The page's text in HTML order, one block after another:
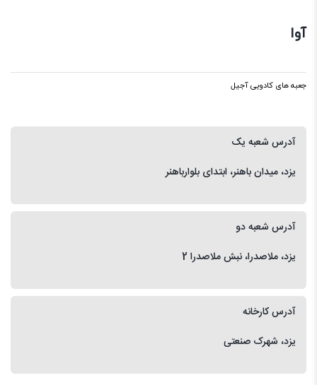
آوا
جعبه های کادویی آجیل
آدرس شعبه یک
یزد، میدان باهنر، ابتدای بلوارباهنر
آدرس شعبه دو
یزد، ملاصدرا، نبش ملاصدرا 2
آدرس کارخانه
یزد، شهرک صنعتی